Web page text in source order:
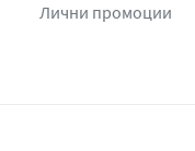
Лични промоции